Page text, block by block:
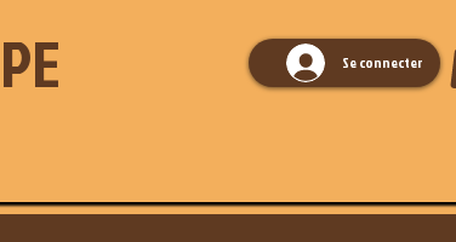
Se connecter